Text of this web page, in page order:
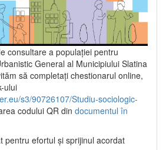
consultare a populaţiei pentru
General al Municipiului Slatina
să completați chestionarul online,
ului
s3/90726107/Studiu-sociologic-
codului QR din documentul în
pentru efortul şi sprijinul acordat